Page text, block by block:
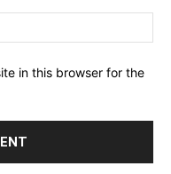
in this browser for the